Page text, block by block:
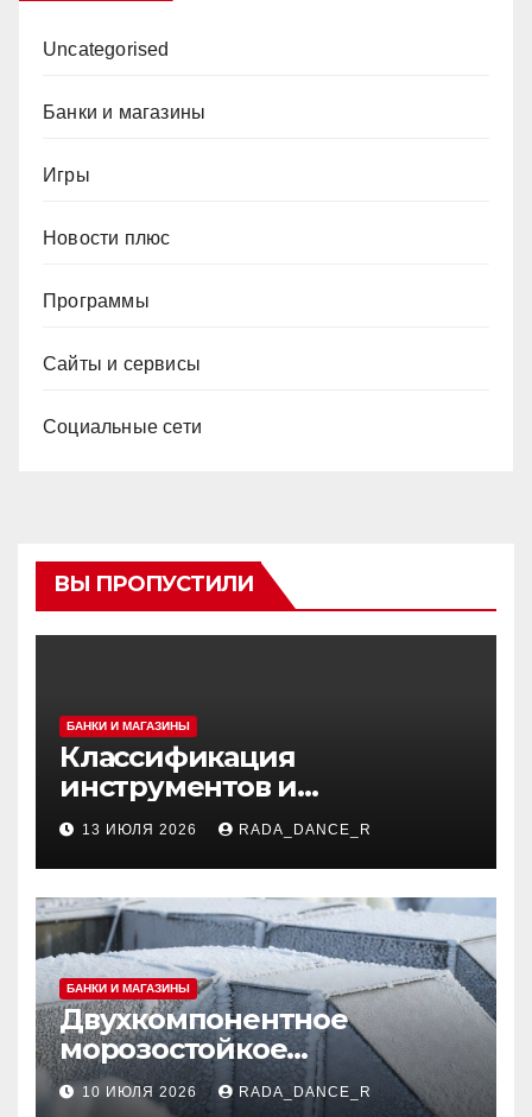
Uncategorised
Банки и магазины
Игры
Новости плюс
Программы
Сайты и сервисы
Социальные сети
ВЫ ПРОПУСТИЛИ
БАНКИ И МАГАЗИНЫ
Классификация
инструментов и
аксессуаров для маникюра
и педикюра
13 ИЮЛЯ 2026 RADA_DANCE_R
БАНКИ И МАГАЗИНЫ
Двухкомпонентное
морозостойкое
огнезащитное покрытие
для вентиляционных
10 ИЮЛЯ 2026 RADA_DANCE_R